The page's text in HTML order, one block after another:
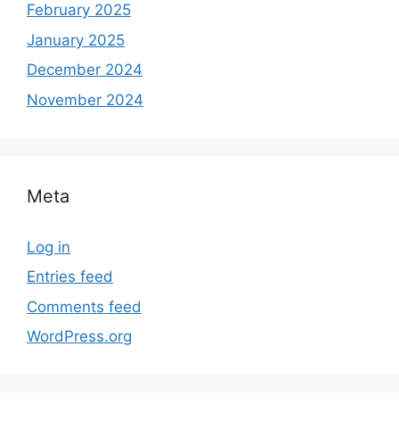
February 2025
January 2025
December 2024
November 2024
Meta
Log in
Entries feed
Comments feed
WordPress.org